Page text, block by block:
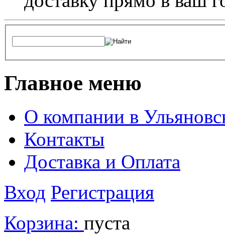
Главное меню
О компании в
Контакты
Доставка и Оплата
Вход Регистрация
Корзина: пуста